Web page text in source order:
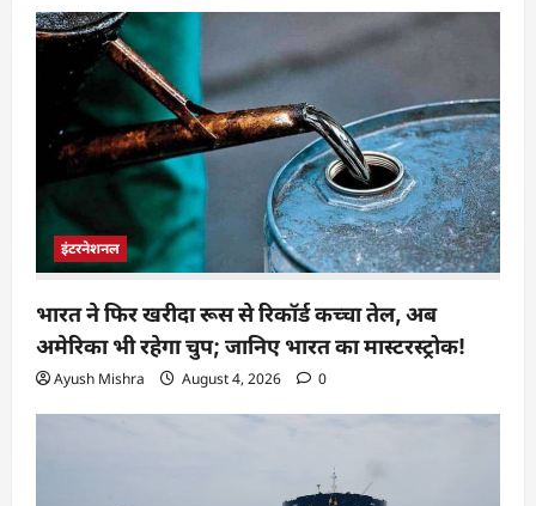
इंटरनेशनल
भारत ने फिर खरीदा रूस से रिकॉर्ड कच्चा तेल, अब
अमेरिका भी रहेगा चुप; जानिए भारत का मास्टरस्ट्रोक!
Ayush Mishra August 4, 2026 0